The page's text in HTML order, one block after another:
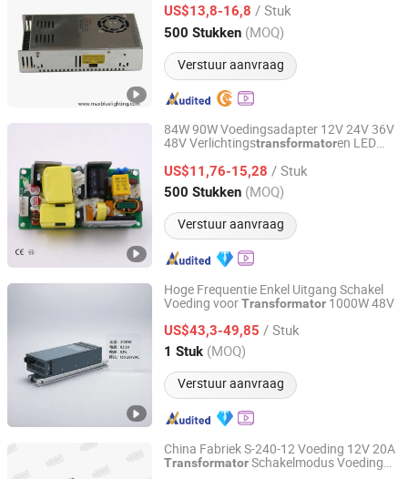
US$13,8-16,8 / Stuk
500 Stukken (MOQ)
Verstuur aanvraag
Guangdong, China Sinds 2015
84W 90W Voedingsadapter 12V 24V 36V
48V Verlichtingstransformatoren LED
Frame Voeding
US$11,76-15,28 / Stuk
500 Stukken (MOQ)
Verstuur aanvraag
Fuhua Electronic Co., Ltd.
Guangdong, China Sinds 2024
Hoge Frequentie Enkel Uitgang Schakel
Voeding voorTransformator 1000W 48V
US$43,3-49,85 / Stuk
1 Stuk (MOQ)
Verstuur aanvraag
Zhejiang Leyu Electric Co., Ltd.
Zhejiang, China Sinds 2011
China Fabriek S-240-12 Voeding 12V 20A
TransformatorSchakelmodus Voeding
Shenzhen Langbo Technology Co., Ltd.